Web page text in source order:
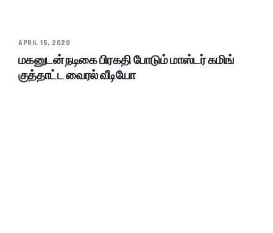
APRIL 15, 2020
மகனுடன் நடிகை பிரகதி போடும் மாஸ்டர் கமிங்
குத்தாட்ட வைரல் வீடியோ